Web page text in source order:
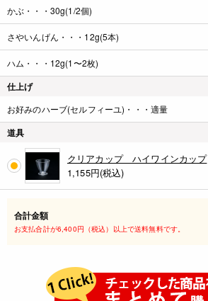
かぶ・・・30g(1/2個)
さやいんげん・・・12g(5本)
ハム・・・12g(1〜2枚)
仕上げ
お好みのハーブ(セルフィーユ)・・・適量
道具
クリアカップ ハイワインカップ
1,155円(税込)
合計金額
お支払合計が6,400円（税込）以上で送料無料です。